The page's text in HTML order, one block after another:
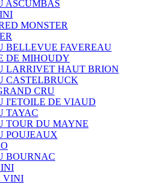
ASCUMBAS
MONSTER
BELLEVUE FAVEREAU
DE MIHOUDY
LARRIVET HAUT BRION
CASTELBRUCK
CRU
I'ETOILE DE VIAUD
TAYAC
TOUR DU MAYNE
POUJEAUX
BOURNAC
VINI